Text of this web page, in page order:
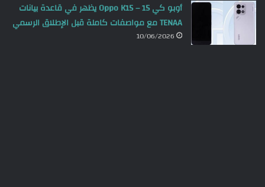
أوبو كي 15 – Oppo K15 يظهر في قاعدة بيانات
TENAA مع مواصفات كاملة قبل الإطلاق الرسمي
10/06/2026